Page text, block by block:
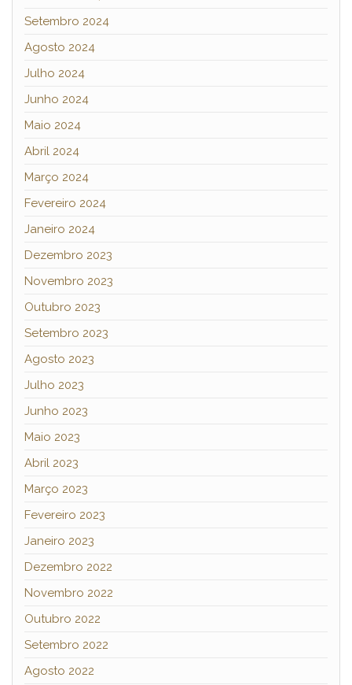
Setembro 2024
Agosto 2024
Julho 2024
Junho 2024
Maio 2024
Abril 2024
Março 2024
Fevereiro 2024
Janeiro 2024
Dezembro 2023
Novembro 2023
Outubro 2023
Setembro 2023
Agosto 2023
Julho 2023
Junho 2023
Maio 2023
Abril 2023
Março 2023
Fevereiro 2023
Janeiro 2023
Dezembro 2022
Novembro 2022
Outubro 2022
Setembro 2022
Agosto 2022